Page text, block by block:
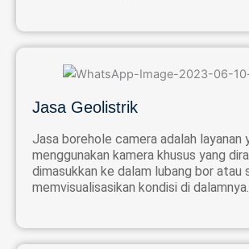
Jasa Geolistrik
Jasa borehole camera adalah layanan
menggunakan kamera khusus yang
dimasukkan ke dalam lubang bor atau
memvisualisasikan kondisi di dalamnya.